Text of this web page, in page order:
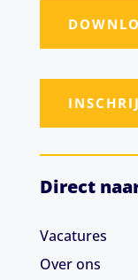
Direct
Vacatures
Over ons